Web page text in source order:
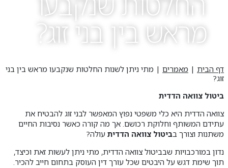
מראש בין בני זוג?
דף הבית| מאמרים| מתי ניתן לשנות החלטות שנקבעו מראש בין בני
זוג?
ביטול צוואה הדדית
צוואה הדדית היא כלי משפטי נפוץ המאפשר לבני זוג להבטיח את
עתידם המשותף וחלוקת רכושם. אך מה קורה כאשר נסיבות החיים
משתנות וצורך בביטול צוואה הדדיתעולה?
נדון במורכבויות שבביטול צוואה הדדית, מתי ניתן לעשות זאת וכיצד,
תוך שימת דגש על היבטים שכל עורך דין העוסק בתחום חייב להכיר.